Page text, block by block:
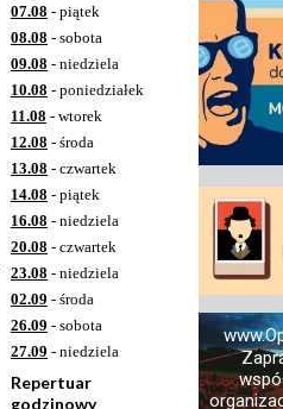
07.08 - piątek
08.08 - sobota
09.08 - niedziela
10.08 - poniedziałek
11.08 - wtorek
12.08 - środa
13.08 - czwartek
14.08 - piątek
16.08 - niedziela
20.08 - czwartek
23.08 - niedziela
02.09 - środa
26.09 - sobota
27.09 - niedziela
Repertuar
godzinowy